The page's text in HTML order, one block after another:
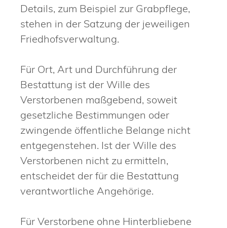
Details, zum Beispiel zur Grabpflege,
stehen in der Satzung der jeweiligen
Friedhofsverwaltung.
Für Ort, Art und Durchführung der
Bestattung ist der Wille des
Verstorbenen maßgebend, soweit
gesetzliche Bestimmungen oder
zwingende öffentliche Belange nicht
entgegenstehen. Ist der Wille des
Verstorbenen nicht zu ermitteln,
entscheidet der für die Bestattung
verantwortliche Angehörige.
Für Verstorbene ohne Hinterbliebene